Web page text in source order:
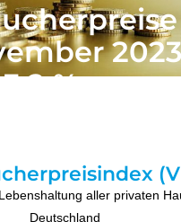
2023
% zum
aller privaten
Deutschland